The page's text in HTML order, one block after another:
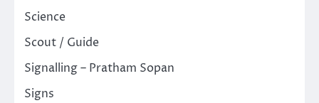
Science
Scout / Guide
Signalling – Pratham Sopan
Signs